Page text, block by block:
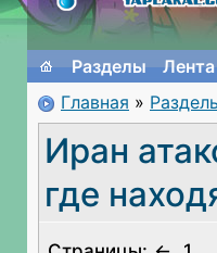
Разделы
Лента
Главная »
Иран
где